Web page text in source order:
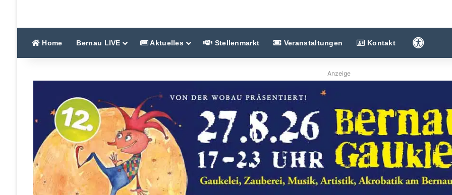
Home Bernau LIVE Aktuelles Stellenmarkt Veranstaltungen Kontakt
Anzeige